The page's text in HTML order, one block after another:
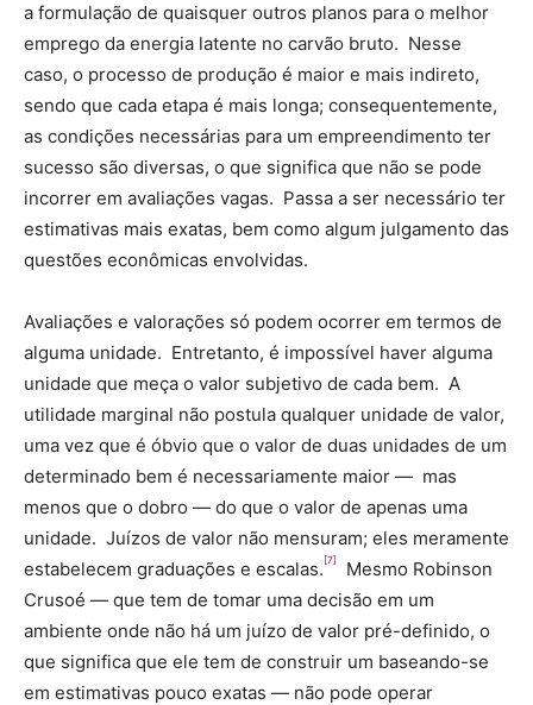
a formulação de quaisquer outros planos para o melhor
emprego da energia latente no carvão bruto. Nesse
caso, o processo de produção é maior e mais indireto,
sendo que cada etapa é mais longa; consequentemente,
as condições necessárias para um empreendimento ter
sucesso são diversas, o que significa que não se pode
incorrer em avaliações vagas. Passa a ser necessário ter
estimativas mais exatas, bem como algum julgamento das
questões econômicas envolvidas.
Avaliações e valorações só podem ocorrer em termos de
alguma unidade. Entretanto, é impossível haver alguma
unidade que meça o valor subjetivo de cada bem. A
utilidade marginal não postula qualquer unidade de valor,
uma vez que é óbvio que o valor de duas unidades de um
determinado bem é necessariamente maior — mas
menos que o dobro — do que o valor de apenas uma
unidade. Juízos de valor não mensuram; eles meramente
estabelecem graduações e escalas. [7]
Mesmo Robinson
Crusoé — que tem de tomar uma decisão em um
ambiente onde não há um juízo de valor pré-definido, o
que significa que ele tem de construir um baseando-se
em estimativas pouco exatas — não pode operar